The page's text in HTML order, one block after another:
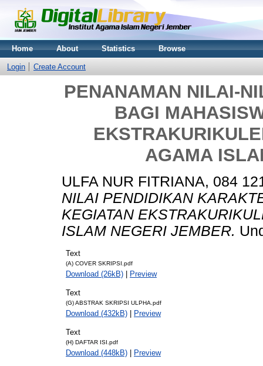
Home About Statistics Browse
Login Create Account
PENANAMAN NILAI-
BAGI
AGAMA
ULFA NUR FITRIANA, 084
NILAI PENDIDIKAN
KEGIATAN
ISLAM NEGERI JEMBER.
Text
(A) COVER SKRIPSI.pdf
Download (26kB) | Preview
Text
(G) ABSTRAK SKRIPSI ULPHA.pdf
Download (432kB) | Preview
Text
(H) DAFTAR ISI.pdf
Download (448kB) | Preview